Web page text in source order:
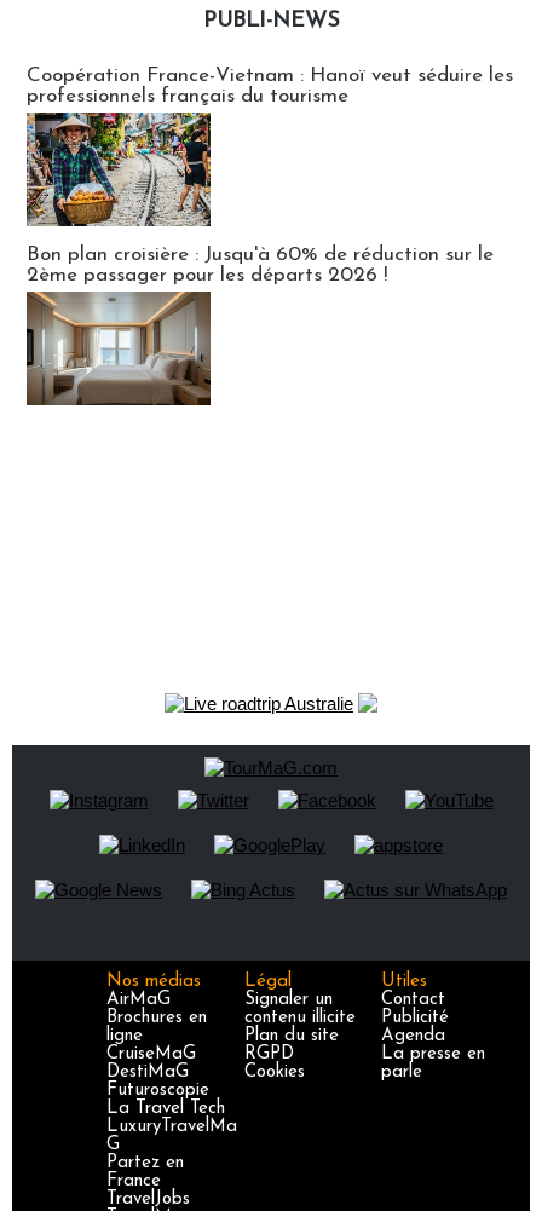
PUBLI-NEWS
Coopération France-Vietnam : Hanoï veut séduire les
professionnels français du tourisme
Bon plan croisière : Jusqu'à 60% de réduction sur le
2ème passager pour les départs 2026 !
Nos médias
AirMaG
Brochures en
ligne
CruiseMaG
DestiMaG
Futuroscopie
La Travel Tech
LuxuryTravelMa
G
Partez en
France
TravelJobs
Légal
Signaler un
contenu illicite
Plan du site
RGPD
Cookies
Utiles
Contact
Publicité
Agenda
La presse en
parle